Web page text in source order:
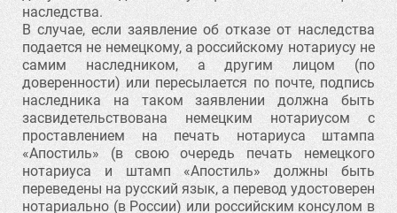
наследства.
В случае, если заявление об отказе от наследства
подается не немецкому, а российскому нотариусу не
самим наследником, а другим лицом (по
доверенности) или пересылается по почте, подпись
наследника на таком заявлении должна быть
засвидетельствована немецким нотариусом с
проставлением на печать нотариуса штампа
«Апостиль» (в свою очередь печать немецкого
нотариуса и штамп «Апостиль» должны быть
переведены на русский язык, а перевод удостоверен
нотариально (в России) или российским консулом в